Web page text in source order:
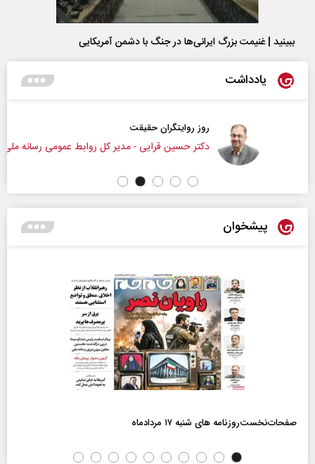
ببینید | غنیمت بزرگ ایرانی‌ها در جنگ با دشمن آمریکایی
یادداشت
روز روایتگران حقیقت
دکتر حسین قرایی - مدیر کل روابط عمومی رسانه ملی
پیشخوان
صفحات‌نخست‌روزنامه ها‌ی شنبه ۱۷ مردادماه